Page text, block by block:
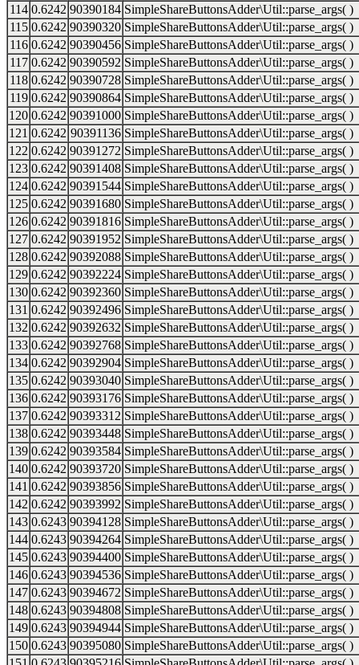
114 0.6242 90390184 SimpleShareButtonsAdder\Util::parse_args( )
115 0.6242 90390320 SimpleShareButtonsAdder\Util::parse_args( )
116 0.6242 90390456 SimpleShareButtonsAdder\Util::parse_args( )
117 0.6242 90390592 SimpleShareButtonsAdder\Util::parse_args( )
118 0.6242 90390728 SimpleShareButtonsAdder\Util::parse_args( )
119 0.6242 90390864 SimpleShareButtonsAdder\Util::parse_args( )
120 0.6242 90391000 SimpleShareButtonsAdder\Util::parse_args( )
121 0.6242 90391136 SimpleShareButtonsAdder\Util::parse_args( )
122 0.6242 90391272 SimpleShareButtonsAdder\Util::parse_args( )
123 0.6242 90391408 SimpleShareButtonsAdder\Util::parse_args( )
124 0.6242 90391544 SimpleShareButtonsAdder\Util::parse_args( )
125 0.6242 90391680 SimpleShareButtonsAdder\Util::parse_args( )
126 0.6242 90391816 SimpleShareButtonsAdder\Util::parse_args( )
127 0.6242 90391952 SimpleShareButtonsAdder\Util::parse_args( )
128 0.6242 90392088 SimpleShareButtonsAdder\Util::parse_args( )
129 0.6242 90392224 SimpleShareButtonsAdder\Util::parse_args( )
130 0.6242 90392360 SimpleShareButtonsAdder\Util::parse_args( )
131 0.6242 90392496 SimpleShareButtonsAdder\Util::parse_args( )
132 0.6242 90392632 SimpleShareButtonsAdder\Util::parse_args( )
133 0.6242 90392768 SimpleShareButtonsAdder\Util::parse_args( )
134 0.6242 90392904 SimpleShareButtonsAdder\Util::parse_args( )
135 0.6242 90393040 SimpleShareButtonsAdder\Util::parse_args( )
136 0.6242 90393176 SimpleShareButtonsAdder\Util::parse_args( )
137 0.6242 90393312 SimpleShareButtonsAdder\Util::parse_args( )
138 0.6242 90393448 SimpleShareButtonsAdder\Util::parse_args( )
139 0.6242 90393584 SimpleShareButtonsAdder\Util::parse_args( )
140 0.6242 90393720 SimpleShareButtonsAdder\Util::parse_args( )
141 0.6242 90393856 SimpleShareButtonsAdder\Util::parse_args( )
142 0.6242 90393992 SimpleShareButtonsAdder\Util::parse_args( )
143 0.6243 90394128 SimpleShareButtonsAdder\Util::parse_args( )
144 0.6243 90394264 SimpleShareButtonsAdder\Util::parse_args( )
145 0.6243 90394400 SimpleShareButtonsAdder\Util::parse_args( )
146 0.6243 90394536 SimpleShareButtonsAdder\Util::parse_args( )
147 0.6243 90394672 SimpleShareButtonsAdder\Util::parse_args( )
148 0.6243 90394808 SimpleShareButtonsAdder\Util::parse_args( )
149 0.6243 90394944 SimpleShareButtonsAdder\Util::parse_args( )
150 0.6243 90395080 SimpleShareButtonsAdder\Util::parse_args( )